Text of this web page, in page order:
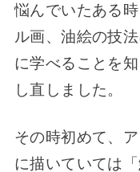
悩んでいたある
ル画、油絵の技
に学べることを
し直しました。
その時初めて、
に描いていては